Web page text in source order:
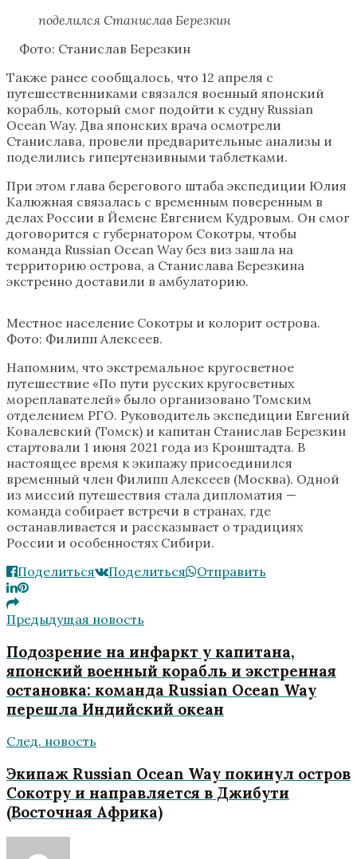
поделился Станислав Березкин
Фото: Станислав Березкин
Также ранее сообщалось, что 12 апреля с
путешественниками связался военный японский
корабль, который смог подойти к судну Russian
Ocean Way. Два японских врача осмотрели
Станислава, провели предварительные анализы и
поделились гипертензивными таблетками.
При этом глава берегового штаба экспедиции Юлия
Калюжная связалась с временным поверенным в
делах России в Йемене Евгением Кудровым. Он смог
договорится с губернатором Сокотры, чтобы
команда Russian Ocean Way без виз зашла на
территорию острова, а Станислава Березкина
экстренно доставили в амбулаторию.
Местное население Сокотры и колорит острова.
Фото: Филипп Алексеев.
Напомним, что экстремальное кругосветное
путешествие «По пути русских кругосветных
мореплавателей» было организовано Томским
отделением РГО. Руководитель экспедиции Евгений
Ковалевский (Томск) и капитан Станислав Березкин
стартовали 1 июня 2021 года из Кронштадта. В
настоящее время к экипажу присоединился
временный член Филипп Алексеев (Москва). Одной
из миссий путешествия стала дипломатия —
команда собирает встречи в странах, где
останавливается и рассказывает о традициях
России и особенностях Сибири.
Поделиться
Поделиться Отправить
Предыдущая новость
Подозрение на инфаркт у капитана,
японский военный корабль и экстренная
остановка: команда Russian Ocean Way
перешла Индийский океан
След. новость
Экипаж Russian Ocean Way покинул остров
Сокотру и направляется в Джибути
(Восточная Африка)